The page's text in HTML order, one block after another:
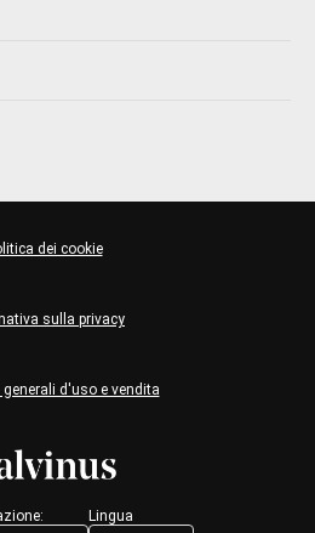
Lingua
d'uso e vendita
sulla privacy
dei cookie